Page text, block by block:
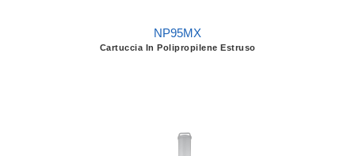
NP95MX
Cartuccia In Polipropilene Estruso